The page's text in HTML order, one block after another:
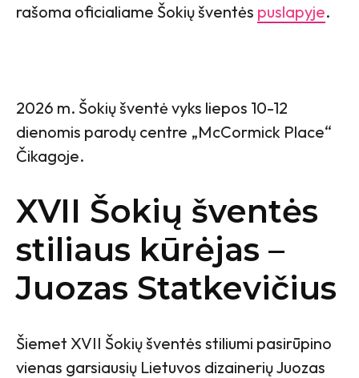
rašoma oficialiame Šokių šventės puslapyje.
2026 m. Šokių šventė vyks liepos 10-12
dienomis parodų centre „McCormick Place“
Čikagoje.
XVII Šokių šventės
stiliaus kūrėjas –
Juozas Statkevičius
Šiemet XVII Šokių šventės stiliumi pasirūpino
vienas garsiausių Lietuvos dizainerių Juozas